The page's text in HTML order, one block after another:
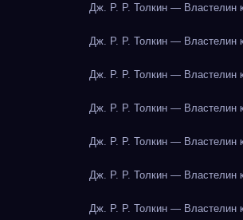
Дж. Р. Р. Толкин — Властелин
Дж. Р. Р. Толкин — Властелин
Дж. Р. Р. Толкин — Властелин
Дж. Р. Р. Толкин — Властелин
Дж. Р. Р. Толкин — Властелин
Дж. Р. Р. Толкин — Властелин
Дж. Р. Р. Толкин — Властелин